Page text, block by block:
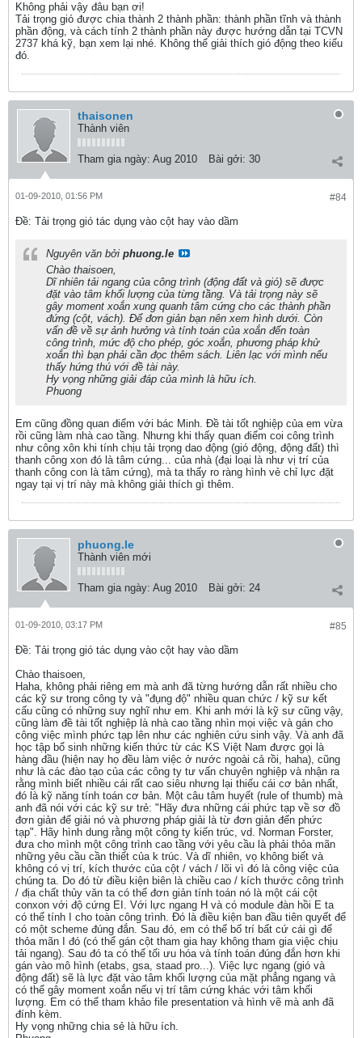
Không phải vậy đâu bạn ơi!
Tải trọng gió được chia thành 2 thành phần: thành phần tĩnh và thành
phần động, và cách tính 2 thành phần này được hướng dẫn tại TCVN
2737 khá kỹ, bạn xem lại nhé. Không thể giải thích gió động theo kiểu
đó.
thaisonen
Thành viên
Tham gia ngày: Aug 2010 Bài gởi: 30
#84
01-09-2010, 01:56 PM
Ðề: Tải trọng gió tác dụng vào cột hay vào dầm
Nguyên văn bởi phuong.le
Chào thaisoen,
Dĩ nhiên tải ngang của công trình (động đất và gió) sẽ được
đặt vào tâm khối lượng của từng tầng. Và tải trọng này sẽ
gây moment xoắn xung quanh tâm cứng cho các thành phần
đứng (cột, vách). Để đơn giản bạn nên xem hình dưới. Còn
vấn đề về sự ảnh hưởng và tính toán của xoắn đến toàn
công trình, mức độ cho phép, góc xoắn, phương pháp khử
xoắn thì bạn phải cần đọc thêm sách. Liên lạc với mình nếu
thấy hứng thú với đề tài này.
Hy vọng những giải đáp của mình là hữu ích.
Phuong
Em cũng đồng quan điểm với bác Minh. Đề tài tốt nghiệp của em vừa
rồi cũng làm nhà cao tầng. Nhưng khi thấy quan điểm coi công trình
như công xôn khi tính chịu tải trọng dao động (gió động, động đất) thì
thanh công xon đó là tâm cứng... của nhà (đại loại là như vị trí của
thanh công con là tâm cứng), mà ta thấy ro ràng hình vẻ chỉ lực đặt
ngay tại vị trí này mà không giải thích gì thêm.
phuong.le
Thành viên mới
Tham gia ngày: Aug 2010 Bài gởi: 24
#85
01-09-2010, 03:17 PM
Ðề: Tải trọng gió tác dụng vào cột hay vào dầm
Chào thaisoen,
Haha, không phải riêng em mà anh đã từng hướng dẫn rất nhiều cho
các kỹ sư trong công ty và "đụng độ" nhiều quan chức / kỹ sư kết
cấu cũng có những suy nghĩ như em. Khi anh mới là kỹ sư cũng vậy,
cũng làm đề tài tốt nghiệp là nhà cao tầng nhìn mọi việc và gán cho
công việc mình phức tạp lên như các nghiên cứu sinh vậy. Và anh đã
học tập bổ sinh những kiến thức từ các KS Việt Nam được gọi là
hàng đầu (hiện nay họ đều làm việc ở nước ngoài cả rồi, haha), cũng
như là các đào tạo của các công ty tư vấn chuyên nghiệp và nhận ra
rằng mình biết nhiều cái rất cao siêu nhưng lại thiếu cái cơ bản nhất,
đó là kỹ năng tính toán cơ bản. Một câu tâm huyết (rule of thumb) mà
anh đã nói với các kỹ sư trẻ: "Hãy đưa những cái phức tạp về sơ đồ
đơn giản để giải nó và phương pháp giải là từ đơn giản đến phức
tạp". Hãy hình dung rằng một công ty kiến trúc, vd. Norman Forster,
đưa cho mình một công trình cao tầng với yêu cầu là phải thỏa mãn
những yêu cầu cần thiết của k trúc. Và dĩ nhiên, vọ không biết và
không có vị trí, kích thước của cột / vách / lõi vì đó là công việc của
chúng ta. Do đó từ điều kiện biên là chiều cao / kích thước công trình
/ địa chất thủy văn ta có thể đơn giản tính toán nó là một cái cột
conxon với độ cứng EI. Với lực ngang H và có module đàn hồi E ta
có thể tính I cho toàn công trình. Đó là điều kiện ban đầu tiên quyết để
có một scheme đúng đắn. Sau đó, em có thể bố trí bất cứ cái gì để
thỏa mãn I đó (có thể gán cột tham gia hay không tham gia việc chịu
tải ngang). Sau đó ta có thể tối ưu hóa và tính toán đúng đắn hơn khi
gán vào mô hình (etabs, gsa, staad pro...). Việc lực ngang (gió và
động đất) sẽ là lực đặt vào tâm khối lượng của mặt phẳng ngang và
có thể gây moment xoắn nếu vị trí tâm cứng khác với tâm khối
lượng. Em có thể tham khảo file presentation và hình vẽ mà anh đã
đính kèm.
Hy vọng những chia sẻ là hữu ích.